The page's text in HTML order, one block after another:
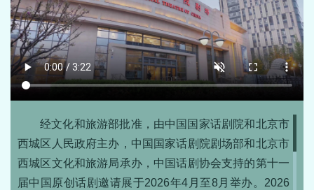
经文化和旅游部批准，由中国国家话剧院和北京市
西城区人民政府主办，中国国家话剧院剧场部和北京市
西城区文化和旅游局承办，中国话剧协会支持的第十一
届中国原创话剧邀请展于2026年4月至8月举办。2026